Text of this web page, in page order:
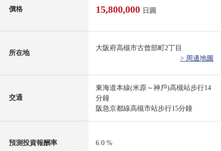
價格 15,800,000 日圓
所在地
大阪府高槻市古曾部町2丁目
> 周邊地圖
交通
東海道本線(米原～神戶)高槻站步行14
分鐘
阪急京都線高槻市站步行15分鐘
預測投資報酬率 6.0 %